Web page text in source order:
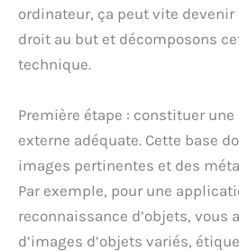
ordinateur, ça peut vite
droit au but et décomposons
technique.
Première étape : constituer une
externe adéquate. Cette base
images pertinentes et des
Par exemple, pour une
reconnaissance d’objets, vous
d’images d’objets variés,